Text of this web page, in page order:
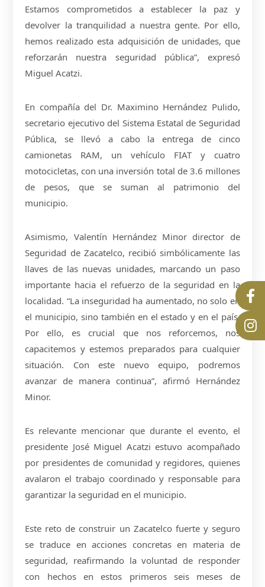
Estamos comprometidos a establecer la paz y
devolver la tranquilidad a nuestra gente. Por ello,
hemos realizado esta adquisición de unidades, que
reforzarán nuestra seguridad pública”, expresó
Miguel Acatzi.
En compañía del Dr. Maximino Hernández Pulido,
secretario ejecutivo del Sistema Estatal de Seguridad
Pública, se llevó a cabo la entrega de cinco
camionetas RAM, un vehículo FIAT y cuatro
motocicletas, con una inversión total de 3.6 millones
de pesos, que se suman al patrimonio del
municipio.
Asimismo, Valentín Hernández Minor director de
Seguridad de Zacatelco, recibió simbólicamente las
llaves de las nuevas unidades, marcando un paso
importante hacia el refuerzo de la seguridad en la
localidad. “La inseguridad ha aumentado, no solo en
el municipio, sino también en el estado y en el país.
Por ello, es crucial que nos reforcemos, nos
capacitemos y estemos preparados para cualquier
situación. Con este nuevo equipo, podremos
avanzar de manera continua”, afirmó Hernández
Minor.
Es relevante mencionar que durante el evento, el
presidente José Miguel Acatzi estuvo acompañado
por presidentes de comunidad y regidores, quienes
avalaron el trabajo coordinado y responsable para
garantizar la seguridad en el municipio.
Este reto de construir un Zacatelco fuerte y seguro
se traduce en acciones concretas en materia de
seguridad, reafirmando la voluntad de responder
con hechos en estos primeros seis meses de